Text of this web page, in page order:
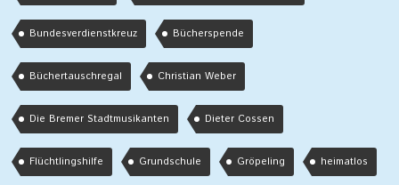
Bundesverdienstkreuz Bücherspende
Büchertauschregal Christian Weber
Die Bremer Stadtmusikanten Dieter Cossen
Flüchtlingshilfe Grundschule Gröpeling heimatlos